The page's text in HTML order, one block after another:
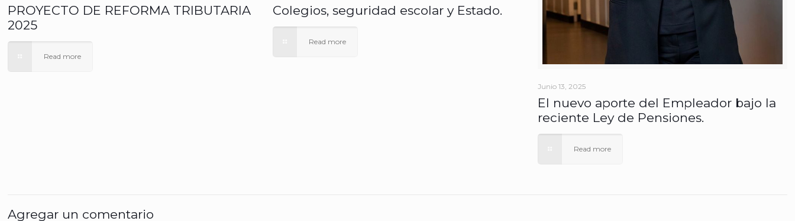
PROYECTO DE REFORMA TRIBUTARIA
2025
Read more
Colegios, seguridad escolar y Estado.
Read more
Junio 13, 2025
El nuevo aporte del Empleador bajo la
reciente Ley de Pensiones.
Read more
Agregar un comentario